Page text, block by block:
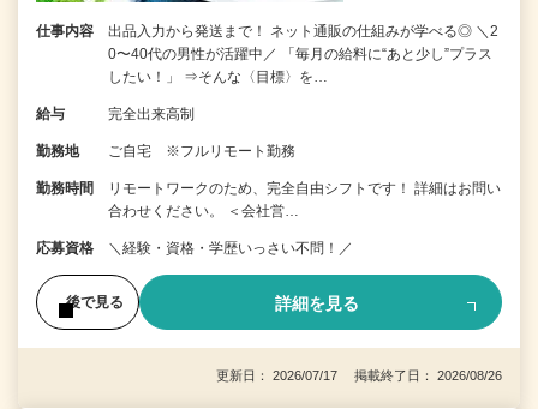
仕事内容
出品入力から発送まで！ ネット通販の仕組みが学べる◎ ＼2
0〜40代の男性が活躍中／ 「毎月の給料に“あと少し”プラス
したい！」 ⇒そんな〈目標〉を…
給与 完全出来高制
勤務地 ご自宅 ※フルリモート勤務
勤務時間
リモートワークのため、完全自由シフトです！ 詳細はお問い
合わせください。 ＜会社営…
応募資格 ＼経験・資格・学歴いっさい不問！／
後で見る 詳細を見る
更新日： 2026/07/17 掲載終了日： 2026/08/26